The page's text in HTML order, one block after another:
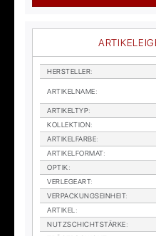
HER­STEL­LER:
AR­TI­KEL­NA­ME:
AR­TI­KEL­TYP:
KOL­LEK­TI­ON:
AR­TI­KEL­FAR­BE:
AR­TI­KEL­FOR­MAT:
OP­TIK:
VER­LE­GE­ART:
VER­PA­CKUNGS­EIN­HEIT:
AR­TI­KEL:
NUTZ­SCHICHT­STÄR­KE: